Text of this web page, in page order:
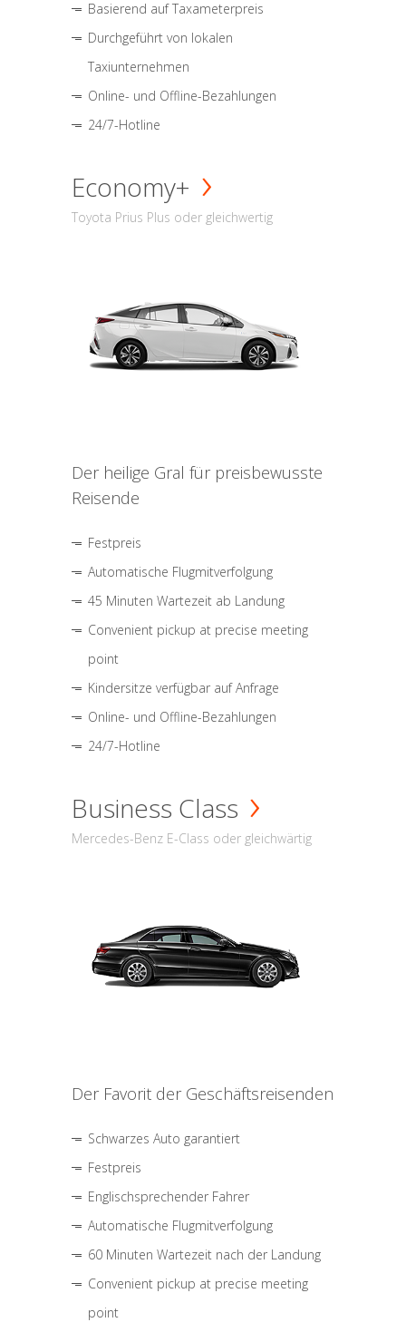
Basierend auf Taxameterpreis
Durchgeführt von lokalen
Taxiunternehmen
Online- und Offline-Bezahlungen
24/7-Hotline
Economy+
Toyota Prius Plus oder gleichwertig
Der heilige Gral für preisbewusste
Reisende
Festpreis
Automatische Flugmitverfolgung
45 Minuten Wartezeit ab Landung
Convenient pickup at precise meeting
point
Kindersitze verfügbar auf Anfrage
Online- und Offline-Bezahlungen
24/7-Hotline
Business Class
Mercedes-Benz E-Class oder gleichwärtig
Der Favorit der Geschäftsreisenden
Schwarzes Auto garantiert
Festpreis
Englischsprechender Fahrer
Automatische Flugmitverfolgung
60 Minuten Wartezeit nach der Landung
Convenient pickup at precise meeting
point